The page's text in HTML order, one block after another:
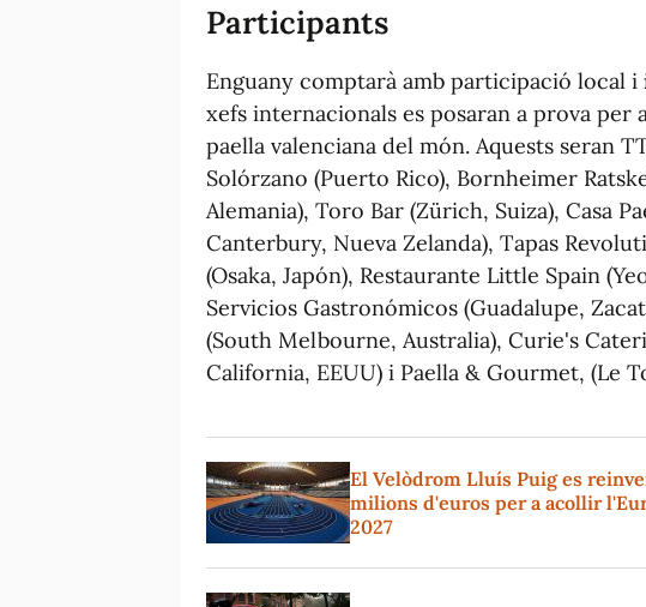
Participants
Enguany comptarà amb participació local i
xefs internacionals es posaran a prova
paella valenciana del món. Aquests seran
Solórzano (Puerto Rico), Bornheimer
Alemania), Toro Bar (Zürich, Suiza), Casa
Canterbury, Nueva Zelanda), Tapas
(Osaka, Japón), Restaurante Little Spain
Servicios Gastronómicos (Guadalupe,
(South Melbourne, Australia), Curie's
California, EEUU) i Paella & Gourmet, (Le
El Velòdrom Lluís Puig es
milions d'euros per a acollir
2027